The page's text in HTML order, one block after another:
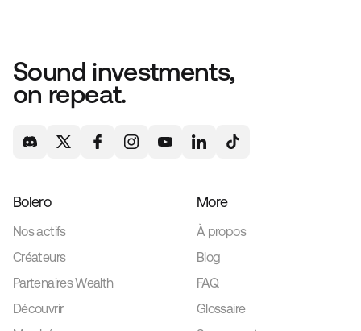
Sound investments,
on repeat.
Bolero
Nos actifs
Créateurs
Partenaires Wealth
Découvrir
More
À propos
Blog
FAQ
Glossaire